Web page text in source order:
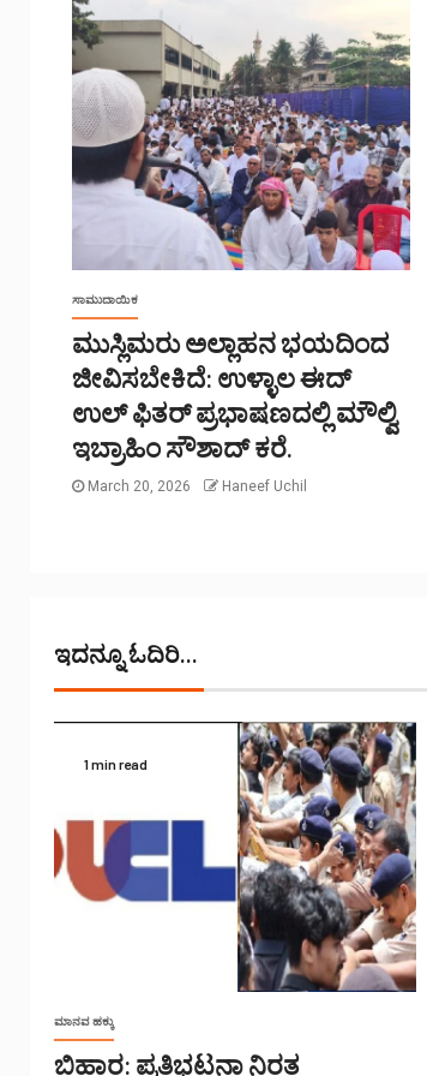
ಸಾಮುದಾಯಿಕ
ಮುಸ್ಲಿಮರು ಅಲ್ಲಾಹನ ಭಯದಿಂದ
ಜೀವಿಸಬೇಕಿದೆ: ಉಳ್ಳಾಲ ಈದ್
ಉಲ್ ಫಿತರ್ ಪ್ರಭಾಷಣದಲ್ಲಿ ಮೌಲ್ವಿ
ಇಬ್ರಾಹಿಂ ಸೌಶಾದ್ ಕರೆ.
March 20, 2026 Haneef Uchil
ಇದನ್ನೂ ಓದಿರಿ...
1 min read
ಮಾನವ ಹಕ್ಕು
ಬಿಹಾರ: ಪ್ರತಿಭಟನಾ ನಿರತ